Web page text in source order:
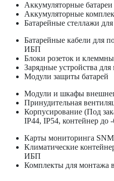
Аккумуляторные
Аккумуляторные
Батарейные стеллажи
Батарейные кабели
ИБП
Блоки розеток и
Зарядные устройства для
Модули защиты батарей
Модули и шкафы
Принудительная
Корпусирование (Под
IP44, IP54, контейнер до
Карты мониторинга
Климатические
ИБП
Комплекты для монтажа